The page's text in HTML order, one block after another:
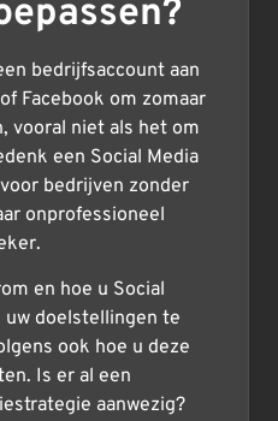
bedrijfsaccount aan
Facebook om zomaar
vooral niet als het om
een Social Media
bedrijven zonder
onprofessioneel
en hoe u Social
doelstellingen te
ook hoe u deze
Is er al een
aanwezig?